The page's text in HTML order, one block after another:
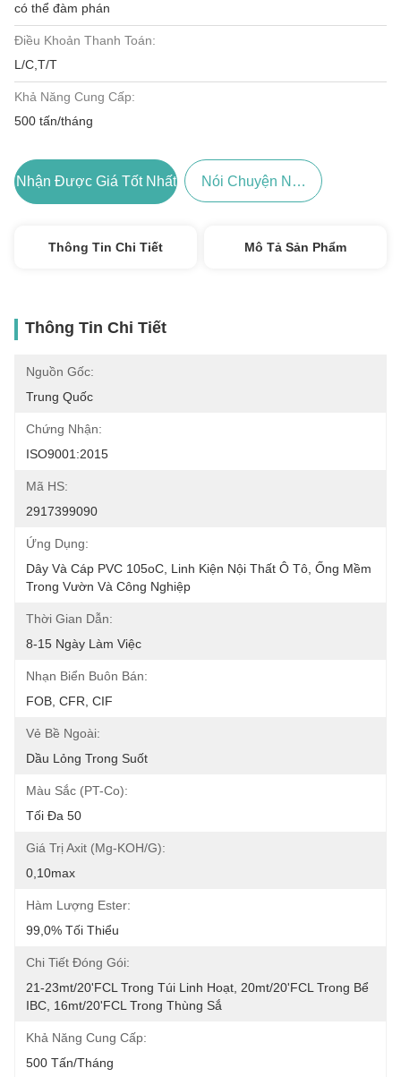
có thể đàm phán
Điều Khoản Thanh Toán:
L/C,T/T
Khả Năng Cung Cấp:
500 tấn/tháng
Nhận Được Giá Tốt Nhất Nói Chuyện Ngay.
Thông Tin Chi Tiết Mô Tả Sản Phẩm
Thông Tin Chi Tiết
Nguồn Gốc:
Trung Quốc
Chứng Nhận:
ISO9001:2015
Mã HS:
2917399090
Ứng Dụng:
Dây Và Cáp PVC 105oC, Linh Kiện Nội Thất Ô Tô, Ống Mềm
Trong Vườn Và Công Nghiệp
Thời Gian Dẫn:
8-15 Ngày Làm Việc
Nhạn Biển Buôn Bán:
FOB, CFR, CIF
Vẻ Bề Ngoài:
Dầu Lỏng Trong Suốt
Màu Sắc (PT-Co):
Tối Đa 50
Giá Trị Axit (mg-KOH/g):
0,10max
Hàm Lượng Ester:
99,0% Tối Thiểu
Chi Tiết Đóng Gói:
21-23mt/20'FCL Trong Túi Linh Hoạt, 20mt/20'FCL Trong Bể
IBC, 16mt/20'FCL Trong Thùng Sắ
Khả Năng Cung Cấp:
500 Tấn/tháng